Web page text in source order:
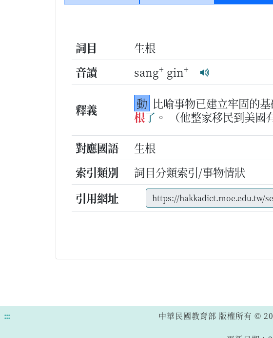
詞目
生根
音讀
sang+ gin+
釋義 動 比喻事物已建立牢固的基
根了 。
（他整家移民到美國
對應國語
生根
索引類別
詞目分類索引/事物情狀
引用網址
:::
中華民國教育部 版權所有